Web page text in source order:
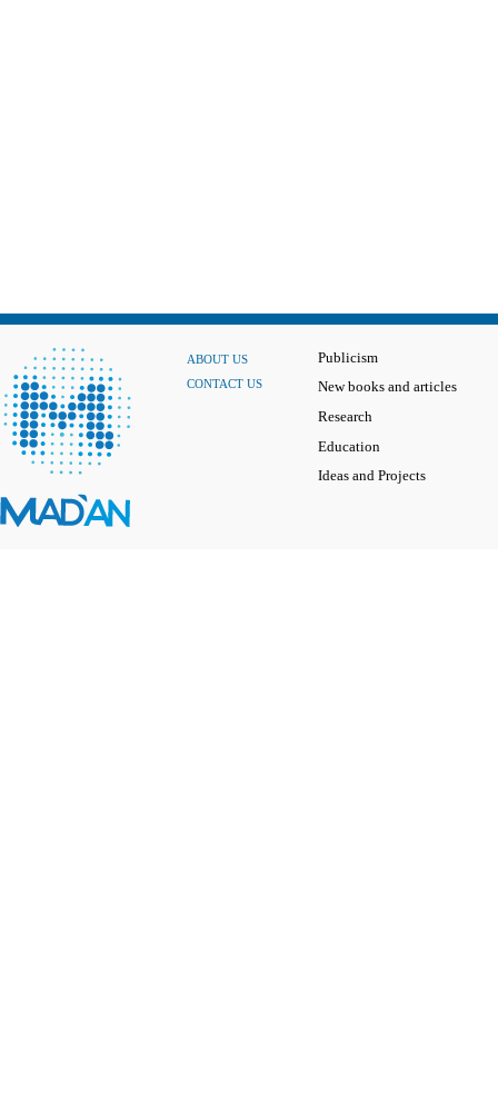
ABOUT US
CONTACT US
Publicism
New books and articles
Research
Education
Ideas and Projects